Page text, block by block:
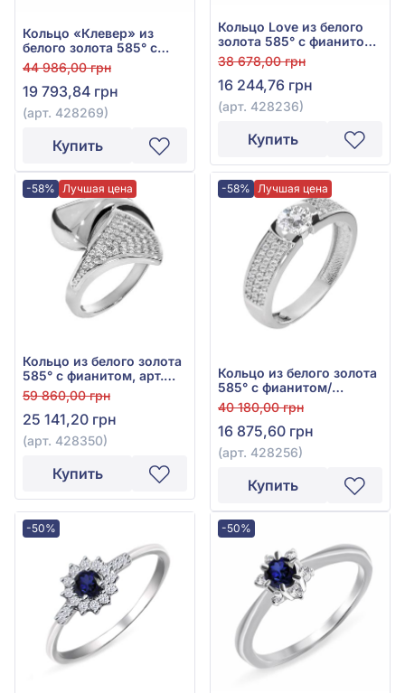
Кольцо «Клевер» из
белого золота 585° с
фианитом, арт. 428269
44 986,00 грн
19 793,84 грн
(арт. 428269)
Купить
Кольцо Love из белого
золота 585° с фианитом,
арт. 428236
38 678,00 грн
16 244,76 грн
(арт. 428236)
Купить
-58% Лучшая цена
Кольцо из белого золота
585° с фианитом, арт.
428350
59 860,00 грн
25 141,20 грн
(арт. 428350)
Купить
-58% Лучшая цена
Кольцо из белого золота
585° с фианитом/
куб.цирконием, арт.
428256
40 180,00 грн
16 875,60 грн
(арт. 428256)
Купить
-50% -50%